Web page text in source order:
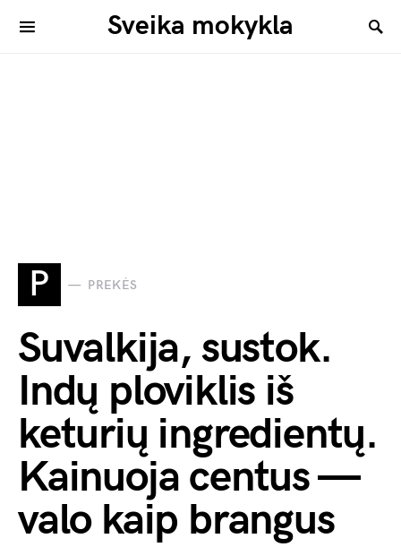
Sveika mokykla
P PREKĖS
Suvalkija, sustok.
Indų ploviklis iš
keturių ingredientų.
Kainuoja centus —
valo kaip brangus